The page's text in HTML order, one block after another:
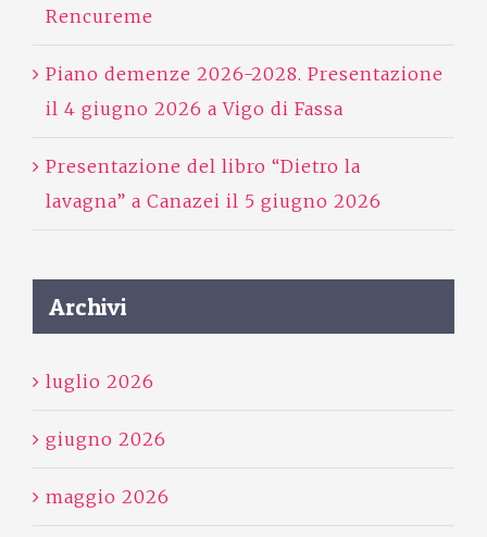
Rencureme
Piano demenze 2026-2028. Presentazione
il 4 giugno 2026 a Vigo di Fassa
Presentazione del libro “Dietro la
lavagna” a Canazei il 5 giugno 2026
Archivi
luglio 2026
giugno 2026
maggio 2026